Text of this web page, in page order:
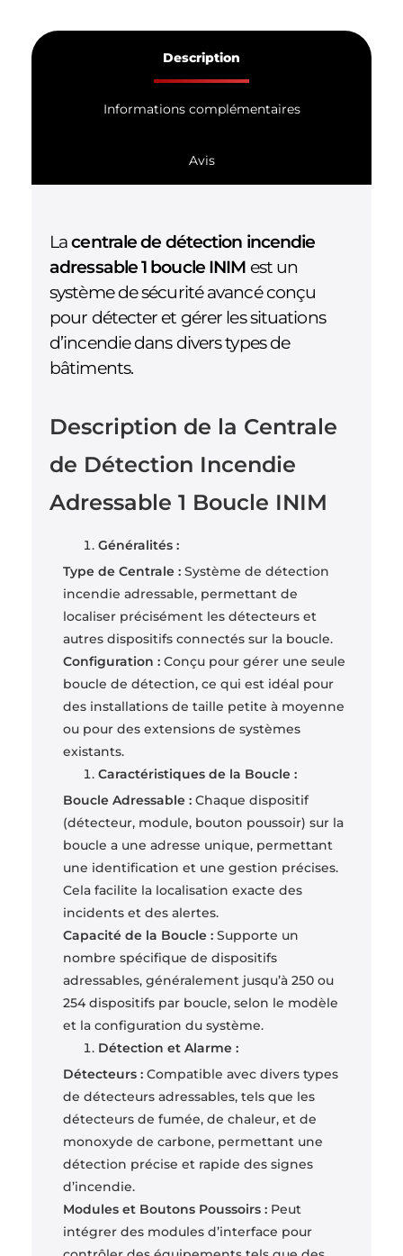
Description
Informations complémentaires
Avis
Lacentrale de détection incendie
adressable 1 boucle INIM est un
système de sécurité avancé conçu
pour détecter et gérer les situations
d’incendie dans divers types de
bâtiments.
Description de la Centrale
de Détection Incendie
Adressable 1 Boucle INIM
Généralités :
Type de Centrale :Système de détection
incendie adressable, permettant de
localiser précisément les détecteurs et
autres dispositifs connectés sur la boucle.
Configuration :Conçu pour gérer une seule
boucle de détection, ce qui est idéal pour
des installations de taille petite à moyenne
ou pour des extensions de systèmes
existants.
Caractéristiques de la Boucle :
Boucle Adressable :Chaque dispositif
(détecteur, module, bouton poussoir) sur la
boucle a une adresse unique, permettant
une identification et une gestion précises.
Cela facilite la localisation exacte des
incidents et des alertes.
Capacité de la Boucle :Supporte un
nombre spécifique de dispositifs
adressables, généralement jusqu’à 250 ou
254 dispositifs par boucle, selon le modèle
et la configuration du système.
Détection et Alarme :
Détecteurs :Compatible avec divers types
de détecteurs adressables, tels que les
détecteurs de fumée, de chaleur, et de
monoxyde de carbone, permettant une
détection précise et rapide des signes
d’incendie.
Modules et Boutons Poussoirs :Peut
intégrer des modules d’interface pour